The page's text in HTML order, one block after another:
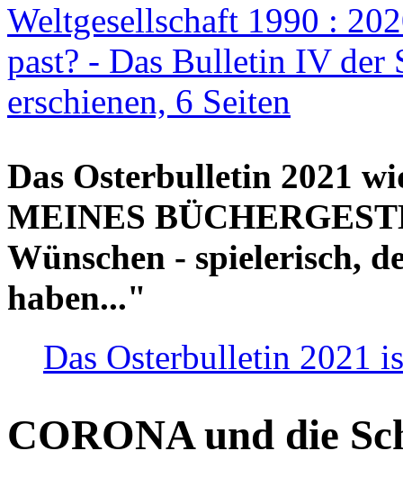
Weltgesellschaft 1990 :
past? - Das Bulletin IV der
erschienen, 6 Seiten
Das Osterbulletin 2021
MEINES
Wünschen - spielerisch,
haben..."
Das Osterbulletin 2021
CORONA und die